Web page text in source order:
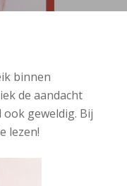
binnen
de aandacht
geweldig. Bij
lezen!